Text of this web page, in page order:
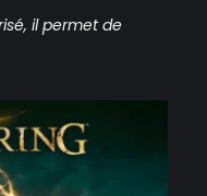
il permet de